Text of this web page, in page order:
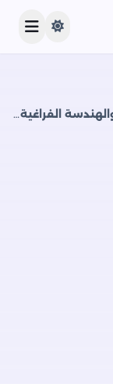
مراجعة جريدة الجمهورية النهائية في الجبر والهندسة الفراغية للصف الثالث الثانوي